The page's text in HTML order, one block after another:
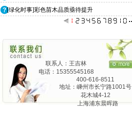
[绿化时事]彩色苗木品质亟待提升
联系人：王吉林
电话：15355545168
400-616-8511
地址：嵊州市长宁路1001号
花木城4-12
上海浦东晨晖路